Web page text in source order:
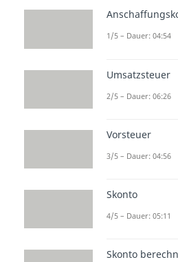
Eine
1/5 – Dauer: 04:54
Umsatzsteuer
2/5 – Dauer: 06:26
Vorsteuer
3/5 – Dauer: 04:56
Skonto
4/5 – Dauer: 05:11
Skonto